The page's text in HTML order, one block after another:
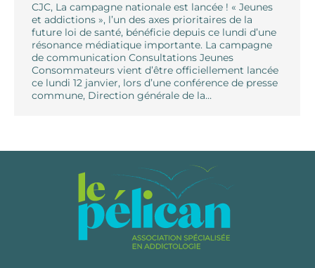
CJC, La campagne nationale est lancée ! « Jeunes
et addictions », l’un des axes prioritaires de la
future loi de santé, bénéficie depuis ce lundi d’une
résonance médiatique importante. La campagne
de communication Consultations Jeunes
Consommateurs vient d’être officiellement lancée
ce lundi 12 janvier, lors d’une conférence de presse
commune, Direction générale de la…